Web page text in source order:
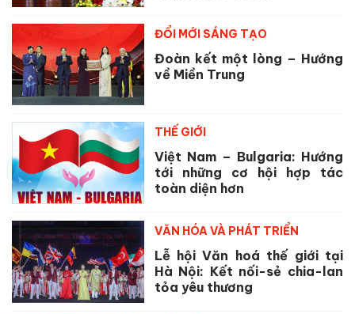
ĐỔI MỚI SÁNG TẠO
Đoàn kết một lòng – Hướng
về Miền Trung
THẾ GIỚI
Việt Nam – Bulgaria: Hướng
tới những cơ hội hợp tác
toàn diện hơn
VĂN HÓA VÀ PHÁT TRIỂN
Lễ hội Văn hoá thế giới tại
Hà Nội: Kết nối-sẻ chia-lan
tỏa yêu thương